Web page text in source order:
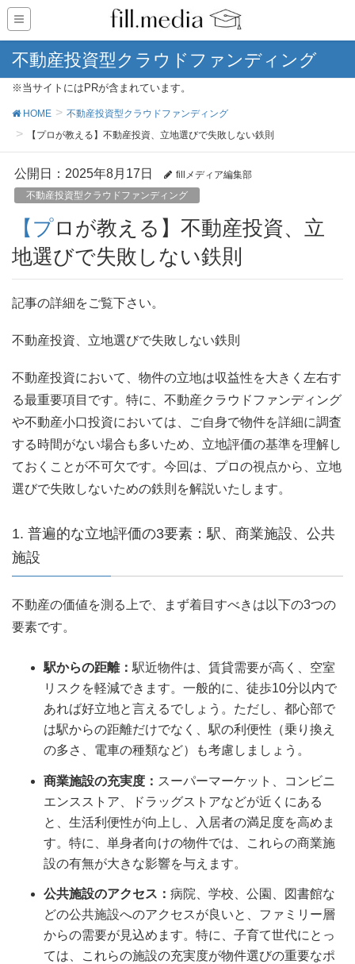
不動産投資型クラウドファンディング
※当サイトにはPRが含まれています。
HOME
不動産投資型クラウドファンディング
【プロが教える】不動産投資、立地選びで失敗しない鉄則
公開日： 2025年8月17日
fillメディア編集部
不動産投資型クラウドファンディング
【プロが教える】不動産投資、立
地選びで失敗しない鉄則
記事の詳細をご覧下さい。
不動産投資、立地選びで失敗しない鉄則
不動産投資において、物件の立地は収益性を大きく左右す
る最重要項目です。特に、不動産クラウドファンディング
や不動産小口投資においては、ご自身で物件を詳細に調査
する時間がない場合も多いため、立地評価の基準を理解し
ておくことが不可欠です。今回は、プロの視点から、立地
選びで失敗しないための鉄則を解説いたします。
1. 普遍的な立地評価の3要素：駅、商業施設、公共
施設
不動産の価値を測る上で、まず着目すべきは以下の3つの
要素です。
駅からの距離： 駅近物件は、賃貸需要が高く、空室
リスクを軽減できます。一般的に、徒歩10分以内で
あれば好立地と言えるでしょう。ただし、都心部で
は駅からの距離だけでなく、駅の利便性（乗り換え
の多さ、電車の種類など）も考慮しましょう。
商業施設の充実度： スーパーマーケット、コンビニ
エンスストア、ドラッグストアなどが近くにある
と、生活利便性が向上し、入居者の満足度を高めま
す。特に、単身者向けの物件では、これらの商業施
設の有無が大きな影響を与えます。
公共施設のアクセス： 病院、学校、公園、図書館な
どの公共施設へのアクセスが良いと、ファミリー層
からの需要が見込めます。特に、子育て世代にとっ
ては、これらの施設の充実度が物件選びの重要なポ